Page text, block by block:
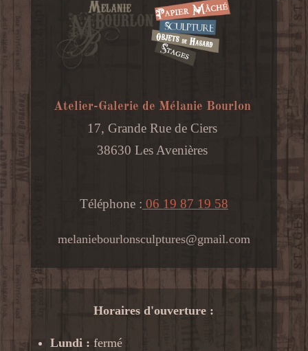
Atelier-Galerie de Mélanie Bourlon
17, Grande Rue de Ciers
38630 Les Avenières
Téléphone : 06 19 87 19 58
melaniebourlonsculptures@gmail.com
Horaires d'ouverture :
Lundi : fermé